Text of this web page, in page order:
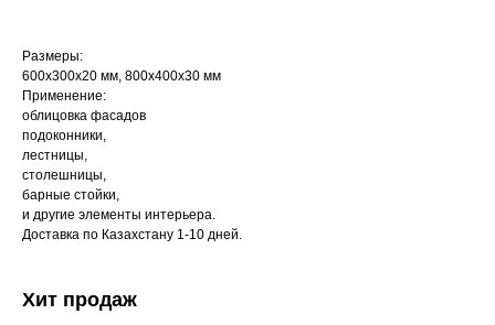
Казахстан, Алматы, ул Султана Бейбарыса,
32
Размеры:
600х300х20 мм, 800х400х30 мм
Применение:
облицовка фасадов
подоконники,
лестницы,
столешницы,
барные стойки,
и другие элементы интерьера.
Доставка по Казахстану 1-10 дней.
Хит продаж